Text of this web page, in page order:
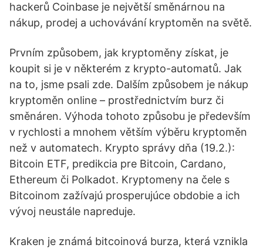
hackerů Coinbase je největší směnárnou na
nákup, prodej a uchovávání kryptoměn na světě.
Prvním způsobem, jak kryptoměny získat, je
koupit si je v některém z krypto-automatů. Jak
na to, jsme psali zde. Dalším způsobem je nákup
kryptoměn online – prostřednictvím burz či
směnáren. Výhoda tohoto způsobu je především
v rychlosti a mnohem větším výběru kryptoměn
než v automatech. Krypto správy dňa (19.2.):
Bitcoin ETF, predikcia pre Bitcoin, Cardano,
Ethereum či Polkadot. Kryptomeny na čele s
Bitcoinom zažívajú prosperujúce obdobie a ich
vývoj neustále napreduje.
Kraken je známá bitcoinová burza, která vznikla